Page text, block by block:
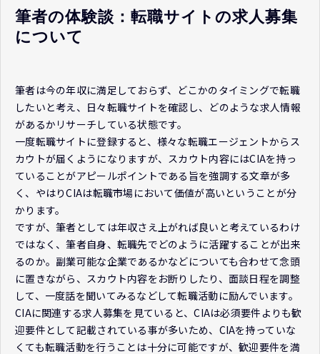
筆者の体験談：転職サイトの求人募集
について
筆者は今の年収に満足しておらず、どこかのタイミングで転職
したいと考え、日々転職サイトを確認し、どのような求人情報
があるかリサーチしている状態です。
一度転職サイトに登録すると、様々な転職エージェントからス
カウトが届くようになりますが、スカウト内容にはCIAを持っ
ていることがアピールポイントである旨を強調する文章が多
く、やはりCIAは転職市場において価値が高いということが分
かります。
ですが、筆者としては年収さえ上がれば良いと考えているわけ
ではなく、筆者自身、転職先でどのように活躍することが出来
るのか。副業可能な企業であるかなどについても合わせて念頭
に置きながら、スカウト内容をお断りしたり、面談日程を調整
して、一度話を聞いてみるなどして転職活動に励んでいます。
CIAに関連する求人募集を見ていると、CIAは必須要件よりも歓
迎要件として記載されている事が多いため、CIAを持っていな
くても転職活動を行うことは十分に可能ですが、歓迎要件を満